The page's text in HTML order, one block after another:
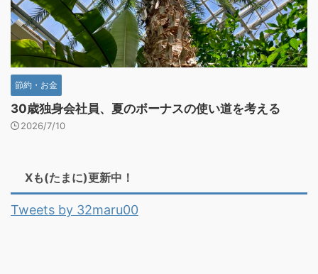
節約・お金
30歳独身会社員、夏のボーナスの使い道を考える
2026/7/10
Xも(たまに)更新中！
Tweets by 32maru00